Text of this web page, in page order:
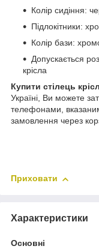
Колір сидіння:
Підлокітники:
Колір бази:
Допускається
крісла
Купити стілець
Україні, Ви можете
телефонами,
замовлення через
Приховати
Характеристики
Основні